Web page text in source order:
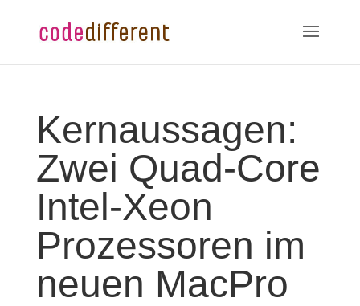
Kernaussagen:
Zwei Quad-Core
Intel-Xeon
Prozessoren im
neuen MacPro